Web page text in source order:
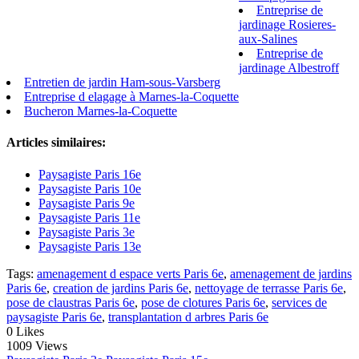
Entreprise de
jardinage Rosieres-
aux-Salines
Entreprise de
jardinage Albestroff
Entretien de jardin Ham-sous-Varsberg
Entreprise d elagage à Marnes-la-Coquette
Bucheron Marnes-la-Coquette
Articles similaires:
Paysagiste Paris 16e
Paysagiste Paris 10e
Paysagiste Paris 9e
Paysagiste Paris 11e
Paysagiste Paris 3e
Paysagiste Paris 13e
Tags: amenagement d espace verts Paris 6e, amenagement de jardins
Paris 6e, creation de jardins Paris 6e, nettoyage de terrasse Paris 6e,
pose de claustras Paris 6e, pose de clotures Paris 6e, services de
paysagiste Paris 6e, transplantation d arbres Paris 6e
0 Likes
1009 Views